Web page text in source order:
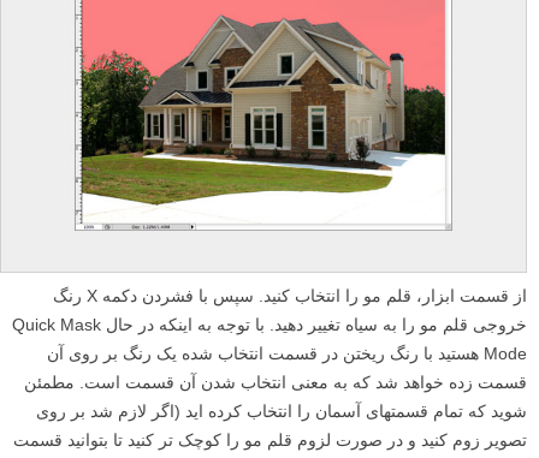
از قسمت ابزار، قلم مو را انتخاب کنید. سپس با فشردن دکمه X رنگ
خروجی قلم مو را به سیاه تغییر دهید. با توجه به اینکه در حال Quick Mask
Mode هستید با رنگ ریختن در قسمت انتخاب شده یک رنگ بر روی آن
قسمت زده خواهد شد که به معنی انتخاب شدن آن قسمت است. مطمئن
شوید که تمام قسمتهای آسمان را انتخاب کرده اید (اگر لازم شد بر روی
تصویر زوم کنید و در صورت لزوم قلم مو را کوچک تر کنید تا بتوانید قسمت